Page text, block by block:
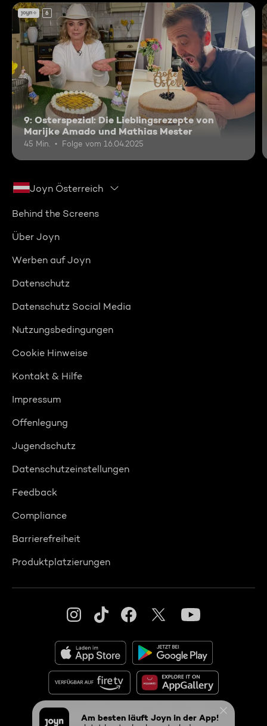
6
9: Osterspezial: Die Lieblingsrezepte von
Marijke Amado und Mathias Mester
45 Min. Folge vom 16.04.2025
Joyn Österreich
Behind the Screens
Über Joyn
Werben auf Joyn
Datenschutz
Datenschutz Social Media
Nutzungsbedingungen
Cookie Hinweise
Kontakt & Hilfe
Impressum
Offenlegung
Jugendschutz
Datenschutzeinstellungen
Feedback
Compliance
Barrierefreiheit
Produktplatzierungen
© 2026 ProSiebenSat.1 PULS 4 GmbH
Am besten läuft Joyn in der App!